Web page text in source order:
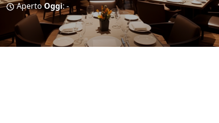
ApertoOggi: -